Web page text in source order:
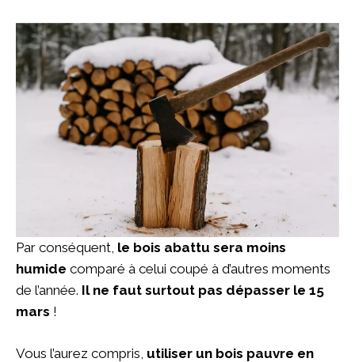
Par conséquent, le bois abattu sera moins
humide comparé à celui coupé à d’autres moments
de l’année. Il ne faut surtout pas dépasser le 15
mars !
Vous l’aurez compris, utiliser un bois pauvre en